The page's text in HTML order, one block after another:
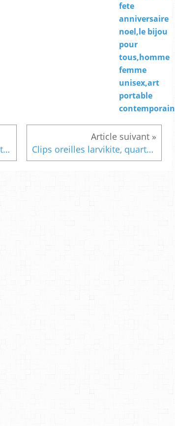
fete
anniversaire
noel,le bijou
pour
tous,homme
femme
unisex,art
portable
contemporain
Aquarelle le velo dans les etoiles,art abstrait contemporain,surrealiste colore,oeuvre originale signature de l artiste,peinture intuitive art therapie,cadeau decoration interieur Clips oreilles larvikite, quartz noir gris avec pendentifs rectangle peinture violet rose blanc,art abstrait contemporain,fait mains en france,cadeau fete anniversaire noel,bijou isabelle krief creations